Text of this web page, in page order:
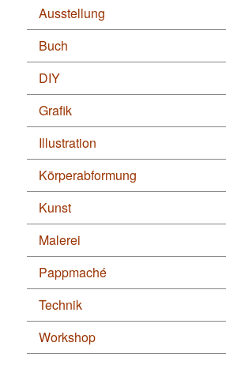
Ausstellung
Buch
DIY
Grafik
Illustration
Körperabformung
Kunst
Malerei
Pappmaché
Technik
Workshop